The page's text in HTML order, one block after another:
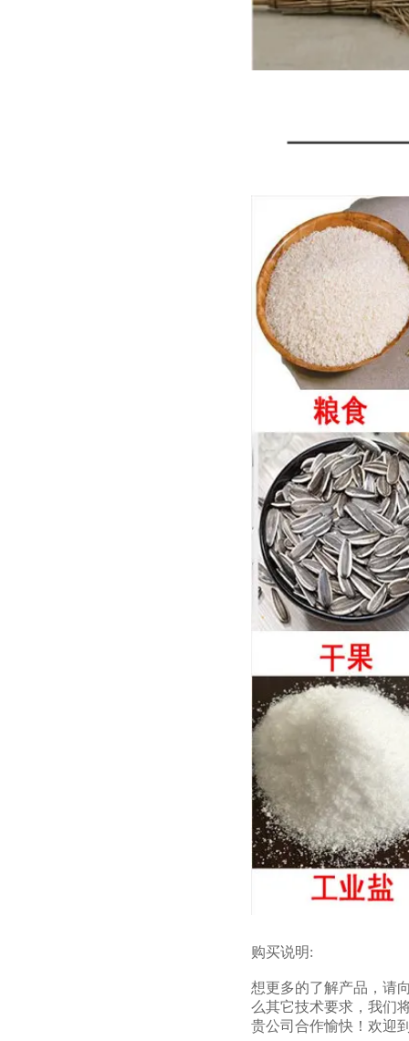
购买说明:
想更多的了解产品，请
么其它技术要求，我们
贵公司合作愉快！欢迎